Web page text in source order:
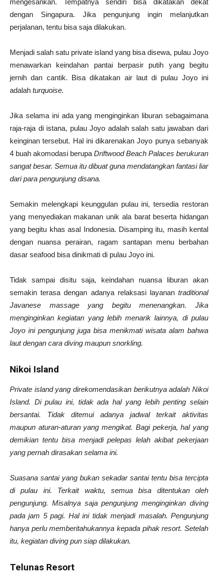
dengan Singapura. Jika pengunjung ingin melanjutkan
perjalanan, tentu bisa saja dilakukan.
Menjadi salah satu private island yang bisa disewa, pulau Joyo
menawarkan keindahan pantai berpasir putih yang begitu
jernih dan cantik. Bisa dikatakan air laut di pulau Joyo ini
adalah turquoise.
Jika selama ini ada yang menginginkan liburan sebagaimana
raja-raja di istana, pulau Joyo adalah salah satu jawaban dari
keinginan tersebut. Hal ini dikarenakan Joyo punya sebanyak
4 buah akomodasi berupa Driftwood Beach Palaces berukuran
sangat besar. Semua itu dibuat guna mendatangkan fantasi liar
dari para pengunjung disana.
Semakin melengkapi keunggulan pulau ini, tersedia restoran
yang menyediakan makanan unik ala barat beserta hidangan
yang begitu khas asal Indonesia. Disamping itu, masih kental
dengan nuansa perairan, ragam santapan menu berbahan
dasar seafood bisa dinikmati di pulau Joyo ini.
Tidak sampai disitu saja, keindahan nuansa liburan akan
semakin terasa dengan adanya relaksasi layanan traditional
Javanese massage yang begitu menenangkan. Jika
menginginkan kegiatan yang lebih menarik lainnya, di pulau
Joyo ini pengunjung juga bisa menikmati wisata alam bahwa
laut dengan cara diving maupun snorkling.
Nikoi Island
Private island yang direkomendasikan berikutnya adalah Nikoi
Island. Di pulau ini, tidak ada hal yang lebih penting selain
bersantai. Tidak ditemui adanya jadwal terkait aktivitas
maupun aturan-aturan yang mengikat. Bagi pekerja, hal yang
demikian tentu bisa menjadi pelepas lelah akibat pekerjaan
yang pernah dirasakan selama ini.
Suasana santai yang bukan sekadar santai tentu bisa tercipta
di pulau ini. Terkait waktu, semua bisa ditentukan oleh
pengunjung. Misalnya saja pengunjung menginginkan diving
pada jam 5 pagi. Hal ini tidak menjadi masalah. Pengunjung
hanya perlu memberitahukannya kepada pihak resort. Setelah
itu, kegiatan diving pun siap dilakukan.
Telunas Resort